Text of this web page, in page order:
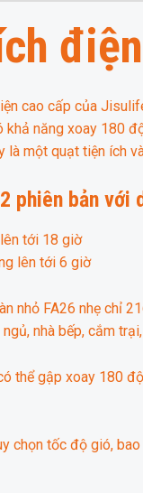
cao cấp của
năng xoay 180
một quạt tiện ích
phiên bản với
tới 18 giờ
lên tới 6 giờ
nhỏ FA26 nhẹ chỉ
nhà bếp, cắm
thể gập xoay 180
chọn tốc độ gió,